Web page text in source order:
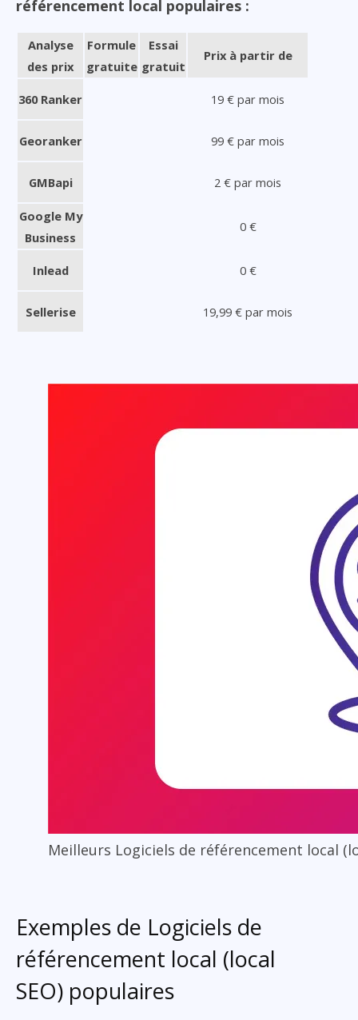
référencement local populaires :
Analyse
des prix
Formule
gratuite
Essai
gratuit
Prix à partir de
360 Ranker 19 € par mois
Georanker 99 € par mois
GMBapi 2 € par mois
Google My
Business
0 €
Inlead 0 €
Sellerise 19,99 € par mois
Meilleurs Logiciels de référencement local
Exemples de Logiciels de
référencement local (local
SEO) populaires